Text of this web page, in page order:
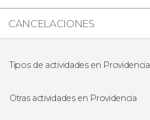
CANCELACIONES
Tipos de actividades en Providencia
Otras actividades en Providencia